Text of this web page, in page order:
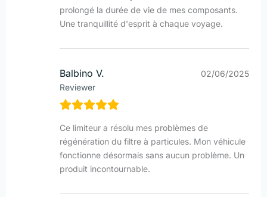
prolongé la durée de vie de mes composants.
Une tranquillité d'esprit à chaque voyage.
Balbino V.
Reviewer
02/06/2025
Ce limiteur a résolu mes problèmes de
régénération du filtre à particules. Mon véhicule
fonctionne désormais sans aucun problème. Un
produit incontournable.